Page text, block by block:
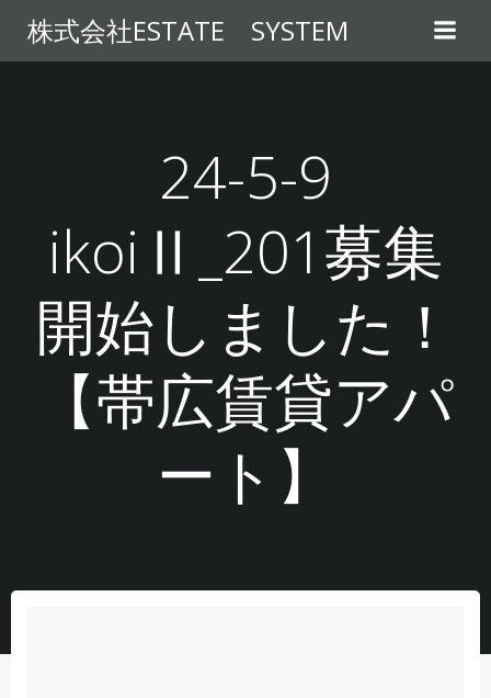
ン
テ
ス
キ
プ
株式会社ESTATE SYSTEM
24-5-9
ikoiⅡ_201募集
開始しました！
【帯広賃貸アパ
ート】